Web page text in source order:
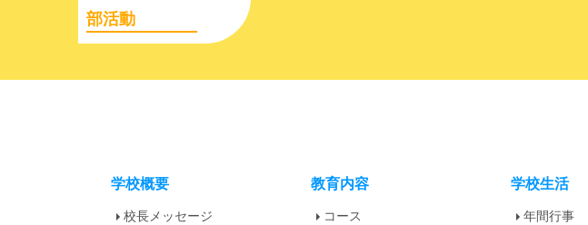
部活動
学校概要
校長メッセージ
教育内容
コース
学校生活
年間行事